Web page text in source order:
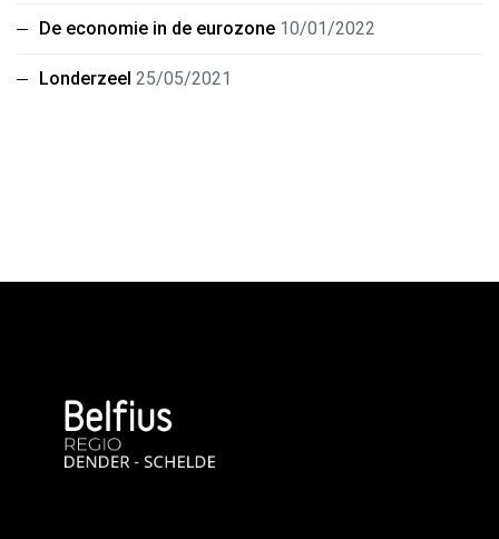
De economie in de eurozone 10/01/2022
Londerzeel 25/05/2021